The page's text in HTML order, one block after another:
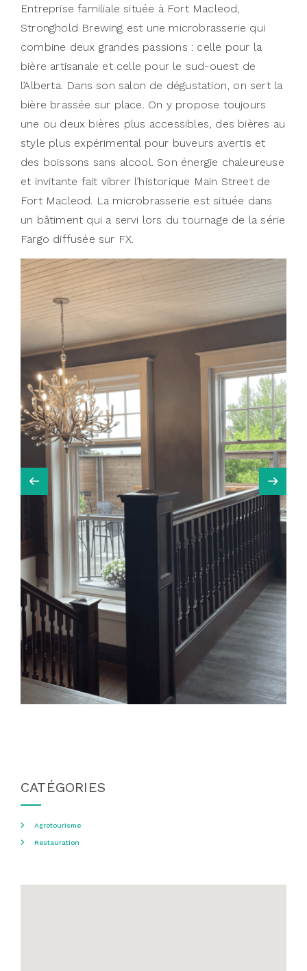
Entreprise familiale située à Fort Macleod,
Stronghold Brewing est une microbrasserie qui
combine deux grandes passions : celle pour la
bière artisanale et celle pour le sud-ouest de
l’Alberta. Dans son salon de dégustation, on sert la
bière brassée sur place. On y propose toujours
une ou deux bières plus accessibles, des bières au
style plus expérimental pour buveurs avertis et
des boissons sans alcool. Son énergie chaleureuse
et invitante fait vibrer l’historique Main Street de
Fort Macleod. La microbrasserie est située dans
un bâtiment qui a servi lors du tournage de la série
Fargo diffusée sur FX.
CATÉGORIES
Agrotourisme
Restauration